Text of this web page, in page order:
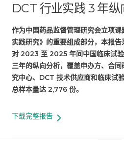
DCT 行业实践 3 年纵
作为中国药品监督管理研究会立项
实践研究》的重要组成部分，本报告
对 2023 至 2025 年间中国临床试
三年的纵向分析，覆盖申办方、合
究中心、DCT 技术供应商和临床试
总样本量达 2,776 份。
下载完整报告